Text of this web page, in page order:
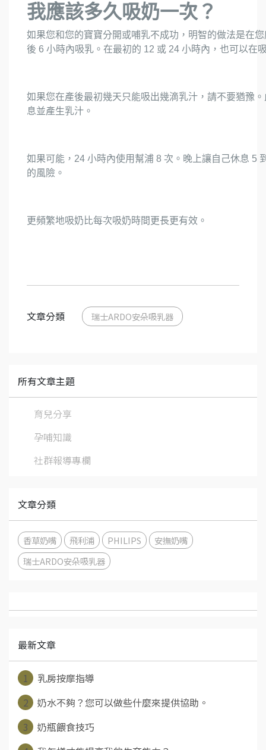
我應該多久吸奶一次？
如果您和您的寶寶分開或哺乳不成功，明智的做法是在
後 6 小時內吸乳。在最初的 12 或 24 小時內，也可以在
如果您在產後最初幾天只能吸出幾滴乳汁，請不要猶豫
息並產生乳汁。
如果可能，24 小時內使用幫浦 8 次。晚上讓自己休息 5
的風險。
更頻繁地吸奶比每次吸奶時間更長更有效。
文章分類 瑞士ARDO安朵吸乳器
所有文章主題
育兒分享
孕哺知識
社群報導專欄
文章分類
香草奶嘴 飛利浦 PHILIPS
安撫奶嘴
瑞士ARDO安朵吸乳器
最新文章
1
乳房按摩指導
2
奶水不夠？您可以做些什麼來提供協助。
3
奶瓶餵食技巧